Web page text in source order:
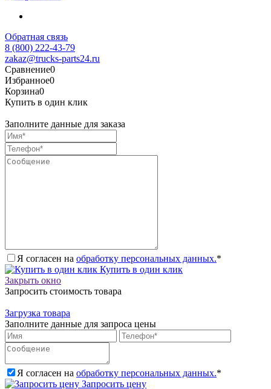
Обратная связь
8 (800) 222-43-79
zakaz@trucks-parts24.ru
Сравнение0
Избранное0
Корзина0
Купить в один клик
Заполните данные для заказа
Я согласен на обработку персональных данных.*
Купить в один клик
Закрыть окно
Запросить стоимость товара
Загрузка товара
Заполните данные для запроса цены
Я согласен на обработку персональных данных.*
Запросить цену